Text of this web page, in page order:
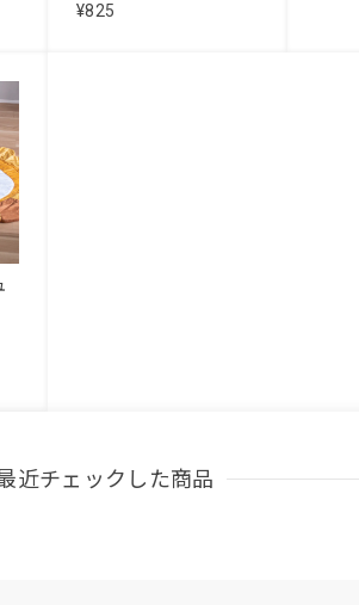
¥825
近チェックした商品